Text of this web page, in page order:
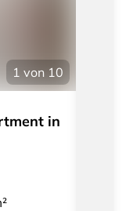
1 von 10
in